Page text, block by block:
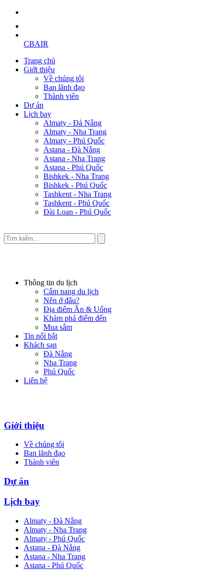
CBAIR
Trang chủ
Giới thiệu
Về chúng tôi
Ban lãnh đạo
Thành viên
Dự án
Lịch bay
Almaty - Đà Nẵng
Almaty - Nha Trang
Almaty - Phú Quốc
Astana - Đà Nẵng
Astana - Nha Trang
Astana - Phú Quốc
Bishkek - Nha Trang
Bishkek - Phú Quốc
Tashkent - Nha Trang
Tashkent - Phú Quốc
Đài Loan - Phú Quốc
Thông tin du lịch
Cẩm nang du lịch
Nên ở đâu?
Địa điểm Ăn & Uống
Khám phá điểm đến
Mua sắm
Tin nổi bật
Khách sạn
Đà Nẵng
Nha Trang
Phú Quốc
Liên hệ
Giới thiệu
Về chúng tôi
Ban lãnh đạo
Thành viên
Dự án
Lịch bay
Almaty - Đà Nẵng
Almaty - Nha Trang
Almaty - Phú Quốc
Astana - Đà Nẵng
Astana - Nha Trang
Astana - Phú Quốc